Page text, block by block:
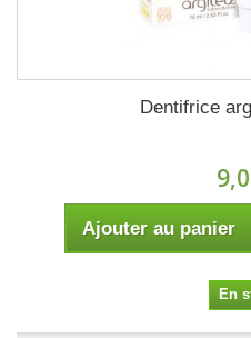
Dentifrice
Ajouter au panier
En